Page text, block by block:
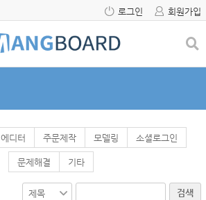
로그인 회원가입
에디터 주문제작 모델링 소셜로그인
문제해결 기타
검색